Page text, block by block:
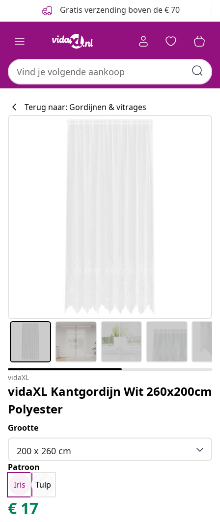
Gratis verzending boven de € 70
Terug naar: Gordijnen & vitrages
vidaXL
vidaXL Kantgordijn Wit 260x200cm
Polyester
Grootte
200 x 260 cm
Patroon
Iris
Tulp
€ 17